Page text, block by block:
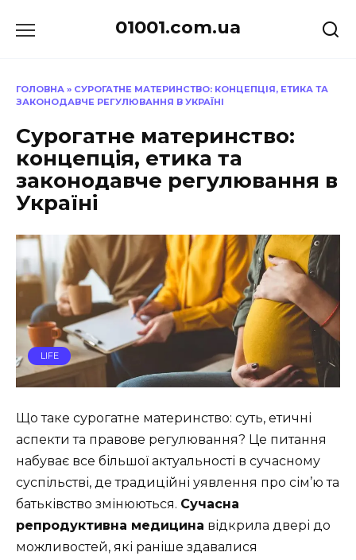
до
01001.com.ua
ГОЛОВНА » СУРОГАТНЕ МАТЕРИНСТВО: КОНЦЕПЦІЯ, ЕТИКА ТА
ЗАКОНОДАВЧЕ РЕГУЛЮВАННЯ В УКРАЇНІ
Сурогатне материнство:
концепція, етика та
законодавче регулювання в
Україні
LIFE
Що таке сурогатне материнство: суть, етичні
аспекти та правове регулювання? Це питання
набуває все більшої актуальності в сучасному
суспільстві, де традиційні уявлення про сім’ю та
батьківство змінюються. Сучасна
репродуктивна медицина відкрила двері до
можливостей, які раніше здавалися